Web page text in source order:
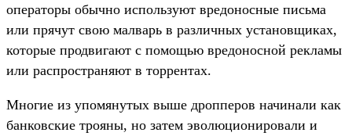
операторы обычно используют вредоносные письма
или прячут свою малварь в различных установщиках,
которые продвигают с помощью вредоносной рекламы
или распространяют в торрентах.
Многие из упомянутых выше дропперов начинали как
банковские трояны, но затем эволюционировали и